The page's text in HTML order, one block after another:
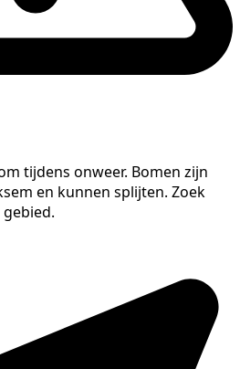
tijdens onweer. Bomen zijn
en kunnen splijten. Zoek